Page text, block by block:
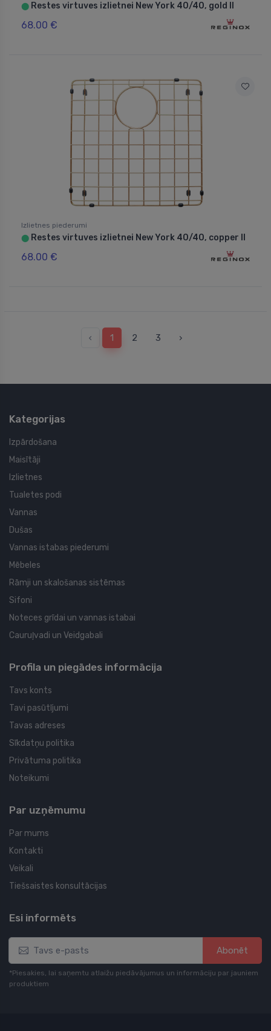
⬤ Restes virtuves izlietnei New York 40/40, gold II
68.00 €
Izlietnes piederumi
⬤ Restes virtuves izlietnei New York 40/40, copper II
68.00 €
‹ 1 2 3 ›
Kategorijas
Izpārdošana
Maisītāji
Izlietnes
Tualetes podi
Vannas
Dušas
Vannas istabas piederumi
Mēbeles
Rāmji un skalošanas sistēmas
Sifoni
Noteces grīdai un vannas istabai
Cauruļvadi un Veidgabali
Profila un piegādes informācija
Tavs konts
Tavi pasūtījumi
Tavas adreses
Sīkdatņu politika
Privātuma politika
Noteikumi
Par uzņēmumu
Par mums
Kontakti
Veikali
Tiešsaistes konsultācijas
Esi informēts
Abonēt
*Piesakies, lai saņemtu atlaižu piedāvājumus un informāciju par jauniem
produktiem